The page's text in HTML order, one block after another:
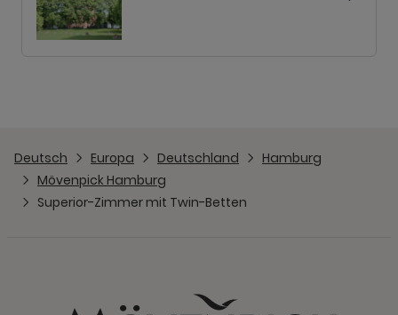
Deutsch Europa Deutschland
Hamburg
Mövenpick Hamburg
Superior-Zimmer mit Twin-Betten